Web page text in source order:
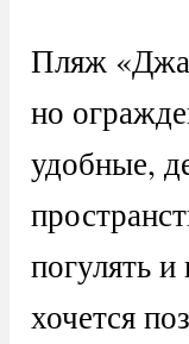
Пляж
но
удобные,
погулять
хочется